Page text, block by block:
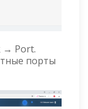
→ Port.
порты